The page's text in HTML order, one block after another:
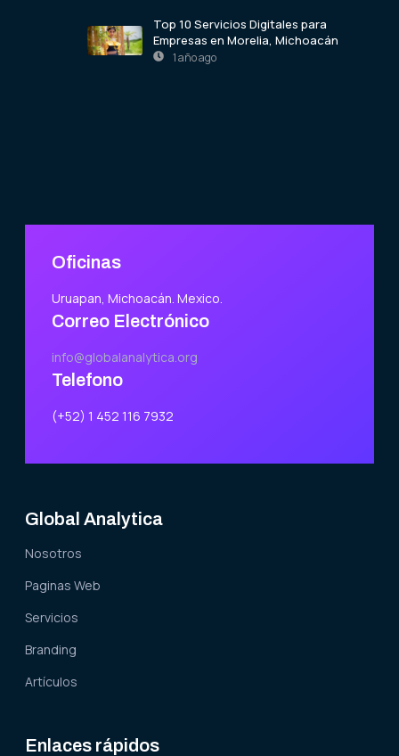
Top 10 Servicios Digitales para
Empresas en Morelia, Michoacán
1 año ago
Oficinas
Uruapan, Michoacán. Mexico.
Correo Electrónico
info@globalanalytica.org
Telefono
(+52) 1 452 116 7932
Global Analytica
Nosotros
Paginas Web
Servicios
Branding
Artículos
Enlaces rápidos